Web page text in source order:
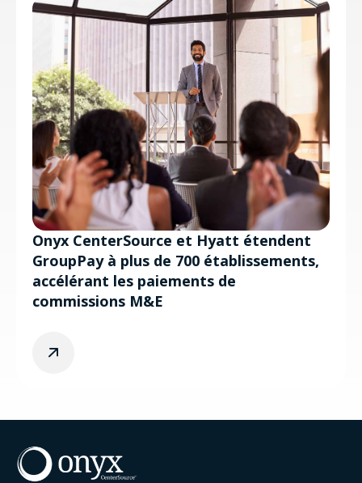
Onyx CenterSource et Hyatt étendent
GroupPay à plus de 700 établissements,
accélérant les paiements de
commissions M&E